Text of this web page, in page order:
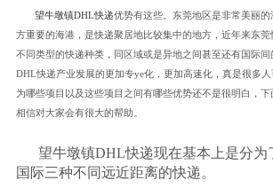
望牛墩镇DHL快递优势有这些。东莞地区是非常美丽
方重要的海港，是快递聚居地比较集中的地方，近年来东
不同类型的快递种类，同区域或是异地之间甚至还有国际
DHL快递产业发展的更加专ye化，更加高速化，真是很多
为哪些项目以及这些项目之间有哪些优势还不是很明白，下
相信对大家会有很大的帮助。
望牛墩镇DHL快递现在基本上是分为
国际三种不同远近距离的快递。